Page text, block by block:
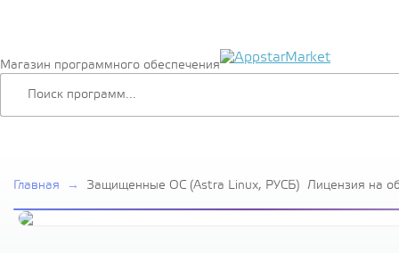
Магазин программного обеспечения
Главная → Защищенные ОС (Astra Linux, РУСБ) Лицензия на